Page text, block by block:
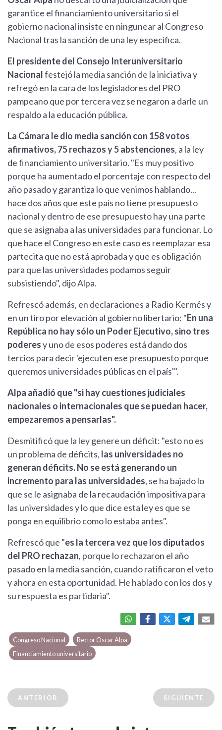
garantice el financiamiento universitario si el
gobierno nacional insiste en ningunear al Congreso
Nacional tras la sanción de una ley específica.
El presidente del Consejo Interuniversitario
Nacionalfestejó la media sanción de la iniciativa y
refregó en la cara de los legisladores del PRO
pampeano que por tercera vez se negaron a darle un
respaldo a la educación pública.
La Cámara le dio media sanción con 158 votos
afirmativos, 75 rechazos y 5 abstenciones, a la ley
de financiamiento universitario. "Es muy positivo
porque ha aumentado el porcentaje con respecto del
año pasado y garantiza lo que venimos hablando...
hace dos años que este país no tiene presupuesto
nacional y dentro de ese presupuesto hay una parte
que se asignaba a las universidades para funcionar. Lo
que hace el Congreso en este caso es reemplazar esa
partecita que no está aprobada y que es obligación
para que las universidades podamos seguir
subsistiendo", dijo Alpa.
Refrescó además, en declaraciones a Radio Kermés y
en un tiro por elevación al gobierno libertario: "En una
República no hay sólo un Poder Ejecutivo, sino tres
poderesy uno de esos poderes está dando dos
tercios para decir 'ejecuten ese presupuesto porque
queremos universidades públicas en el país'".
Alpa añadió que "si hay cuestiones judiciales
nacionales o internacionales que se puedan hacer,
empezaremos a pensarlas".
Desmitificó que la ley genere un déficit: "esto no es
un problema de déficits, las universidades no
generan déficits. No se está generando un
incremento para las universidades, se ha bajado lo
que se le asignaba de la recaudación impositiva para
las universidades y lo que dice esta ley es que se
ponga en equilibrio como lo estaba antes".
Refrescó que "es la tercera vez que los diputados
del PRO rechazan, porque lo rechazaron el año
pasado en la media sanción, cuando ratificaron el veto
y ahora en esta oportunidad. He hablado con los dos y
su respuesta es partidaria".
Congreso Nacional
Rector Oscar Alpa
Financiamiento universitario
ANTERIOR SIGUIENTE